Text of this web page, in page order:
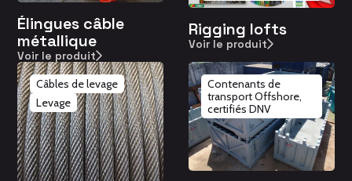
Élingues câble
métallique
Voir le produit
Rigging lofts
Voir le produit
Câbles de levage
Levage
Contenants de
transport Offshore,
certifiés DNV